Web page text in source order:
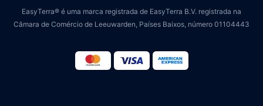
EasyTerra® é uma marca registrada de EasyTerra B.V. registrada na
Câmara de Comércio de Leeuwarden, Países Baixos, número 01104443